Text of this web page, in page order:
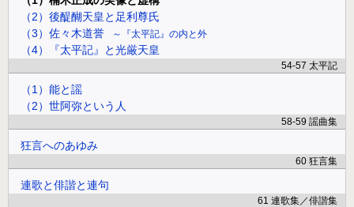
（2）後醍醐天皇と足利尊氏
（3）佐々木道誉
『太平記』の内と外
（4）『太平記』と光厳天皇
54-57 太平記
（1）能と謡
（2）世阿弥という人
58-59 謡曲集
狂言へのあゆみ
60 狂言集
連歌と俳諧と連句
61 連歌集／俳諧集